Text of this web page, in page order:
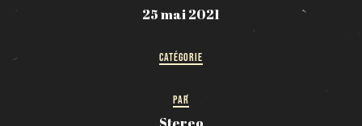
25 mai 2021
CATÉGORIE
PAR